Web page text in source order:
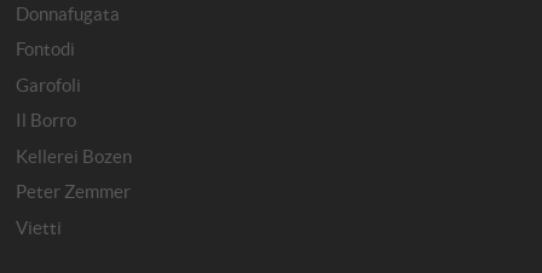
Donnafugata
Fontodi
Garofoli
Il Borro
Kellerei Bozen
Peter Zemmer
Vietti